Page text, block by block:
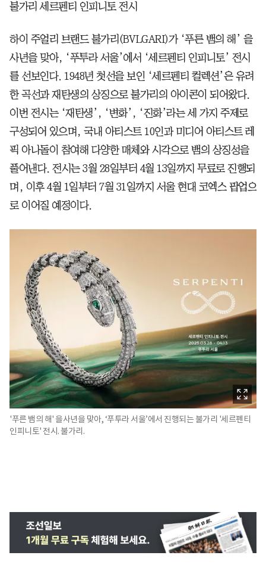
불가리 세르펜티 인피니토 전시
하이 주얼리 브랜드 불가리(BVLGARI)가 ‘푸른 뱀의 해’ 을
사년을 맞아, ‘푸투라 서울’에서 ‘세르펜티 인피니토’ 전시
를 선보인다. 1948년 첫선을 보인 ‘세르펜티 컬렉션’은 유려
한 곡선과 재탄생의 상징으로 불가리의 아이콘이 되어왔다.
이번 전시는 ‘재탄생’, ‘변화’, ‘진화’라는 세 가지 주제로
구성되어 있으며, 국내 아티스트 10인과 미디어 아티스트 레
픽 아나돌이 참여해 다양한 매체와 시각으로 뱀의 상징성을
풀어낸다. 전시는 3월 28일부터 4월 13일까지 무료로 진행되
며, 이후 4월 1일부터 7월 31일까지 서울 현대 코엑스 팝업으
로 이어질 예정이다.
'푸른 뱀의 해' 을사년을 맞아, ‘푸투라 서울’에서 진행되는 불가리 '세르펜티
인피니토' 전시. 불가리.